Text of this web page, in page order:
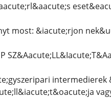
most: &iacute;rjon